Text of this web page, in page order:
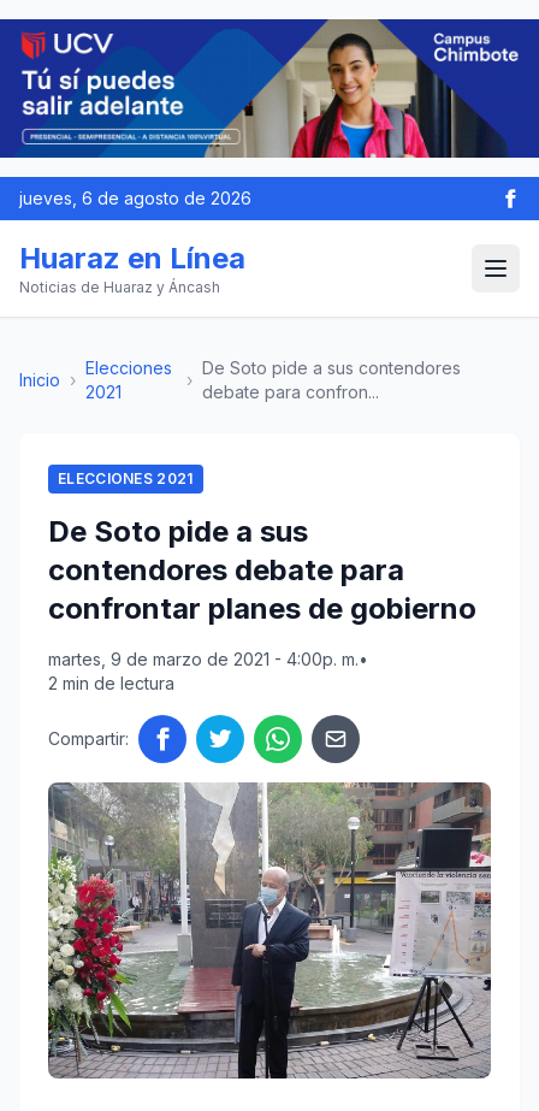
jueves, 6 de agosto de 2026
Huaraz en Línea
Noticias de Huaraz y Áncash
Inicio ›
Elecciones
2021
›
De Soto pide a sus contendores
debate para confron...
ELECCIONES 2021
De Soto pide a sus
contendores debate para
confrontar planes de gobierno
martes, 9 de marzo de 2021 - 4:00p. m.•
2 min de lectura
Compartir: